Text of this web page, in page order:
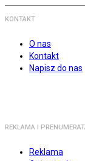
KONTAKT
O nas
Kontakt
Napisz do nas
REKLAMA I
Reklama